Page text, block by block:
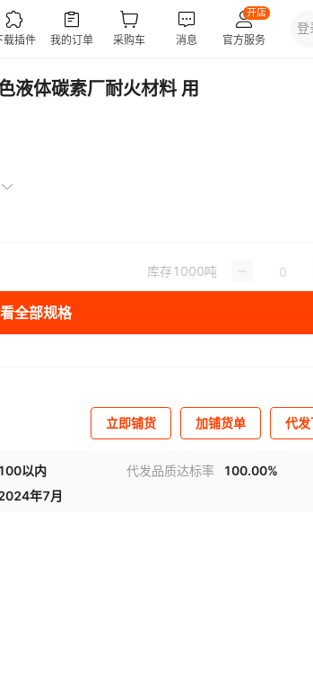
液体碳素厂耐火材料 用
库存1000吨
全部规格
立即铺货 加铺货单 代
100以内 代发品质达标率
100.00%
年7月